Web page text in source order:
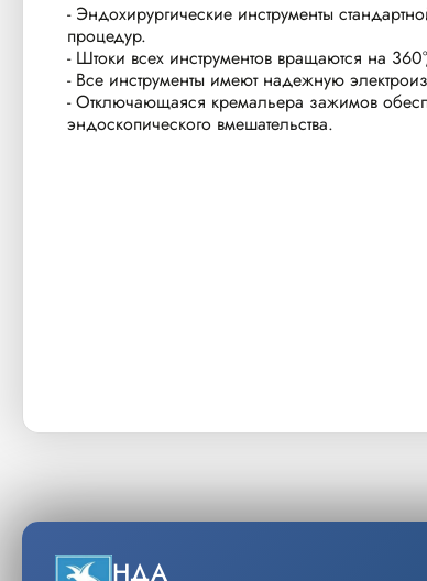
- Эндохирургические инструменты
процедур.
- Штоки всех инструментов вращаются на
- Все инструменты имеют надежную
- Отключающаяся кремальера зажимов
эндоскопического вмешательства.
НДА